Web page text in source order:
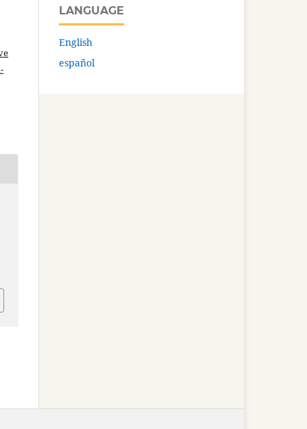
LANGUAGE
English
español